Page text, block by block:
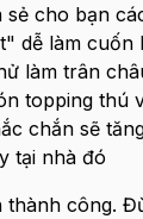
sẻ cho bạn
dễ làm cuốn
làm trân
topping thú
chắn sẽ
tại nhà đó
thành công.